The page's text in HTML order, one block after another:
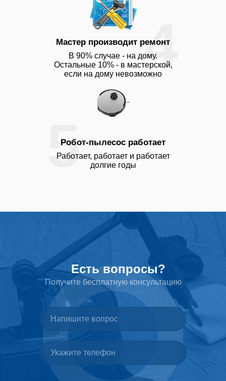
В 90% случае - на дому.
Остальные 10% - в мастерской,
если на дому невозможно
Мастер производит ремонт
Работает, работает и работает
долгие годы
Робот-пылесос работает
4
5
Есть вопросы?
Получите бесплатную консультацию